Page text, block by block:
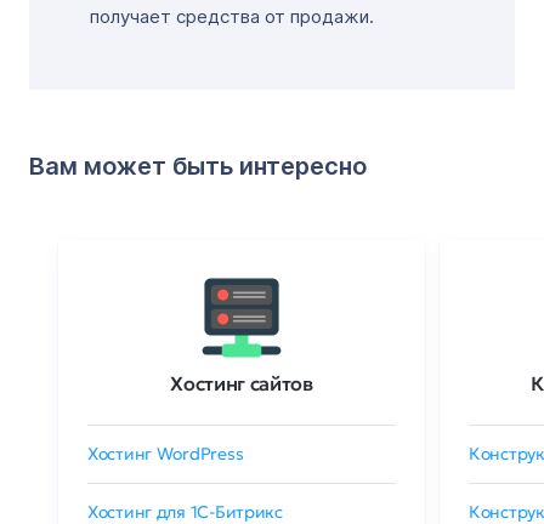
получает средства от продажи.
Вам может быть интересно
Хостинг сайтов
Хостинг WordPress
Хостинг для 1C-Битрикс